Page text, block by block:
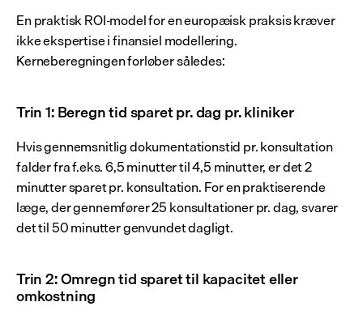
En praktisk ROI-model for en europæisk praksis kræver
ikke ekspertise i finansiel modellering.
Kerneberegningen forløber således:
Trin 1: Beregn tid sparet pr. dag pr. kliniker
Hvis gennemsnitlig dokumentationstid pr. konsultation
falder fra f.eks. 6,5 minutter til 4,5 minutter, er det 2
minutter sparet pr. konsultation. For en praktiserende
læge, der gennemfører 25 konsultationer pr. dag, svarer
det til 50 minutter genvundet dagligt.
Trin 2: Omregn tid sparet til kapacitet eller
omkostning